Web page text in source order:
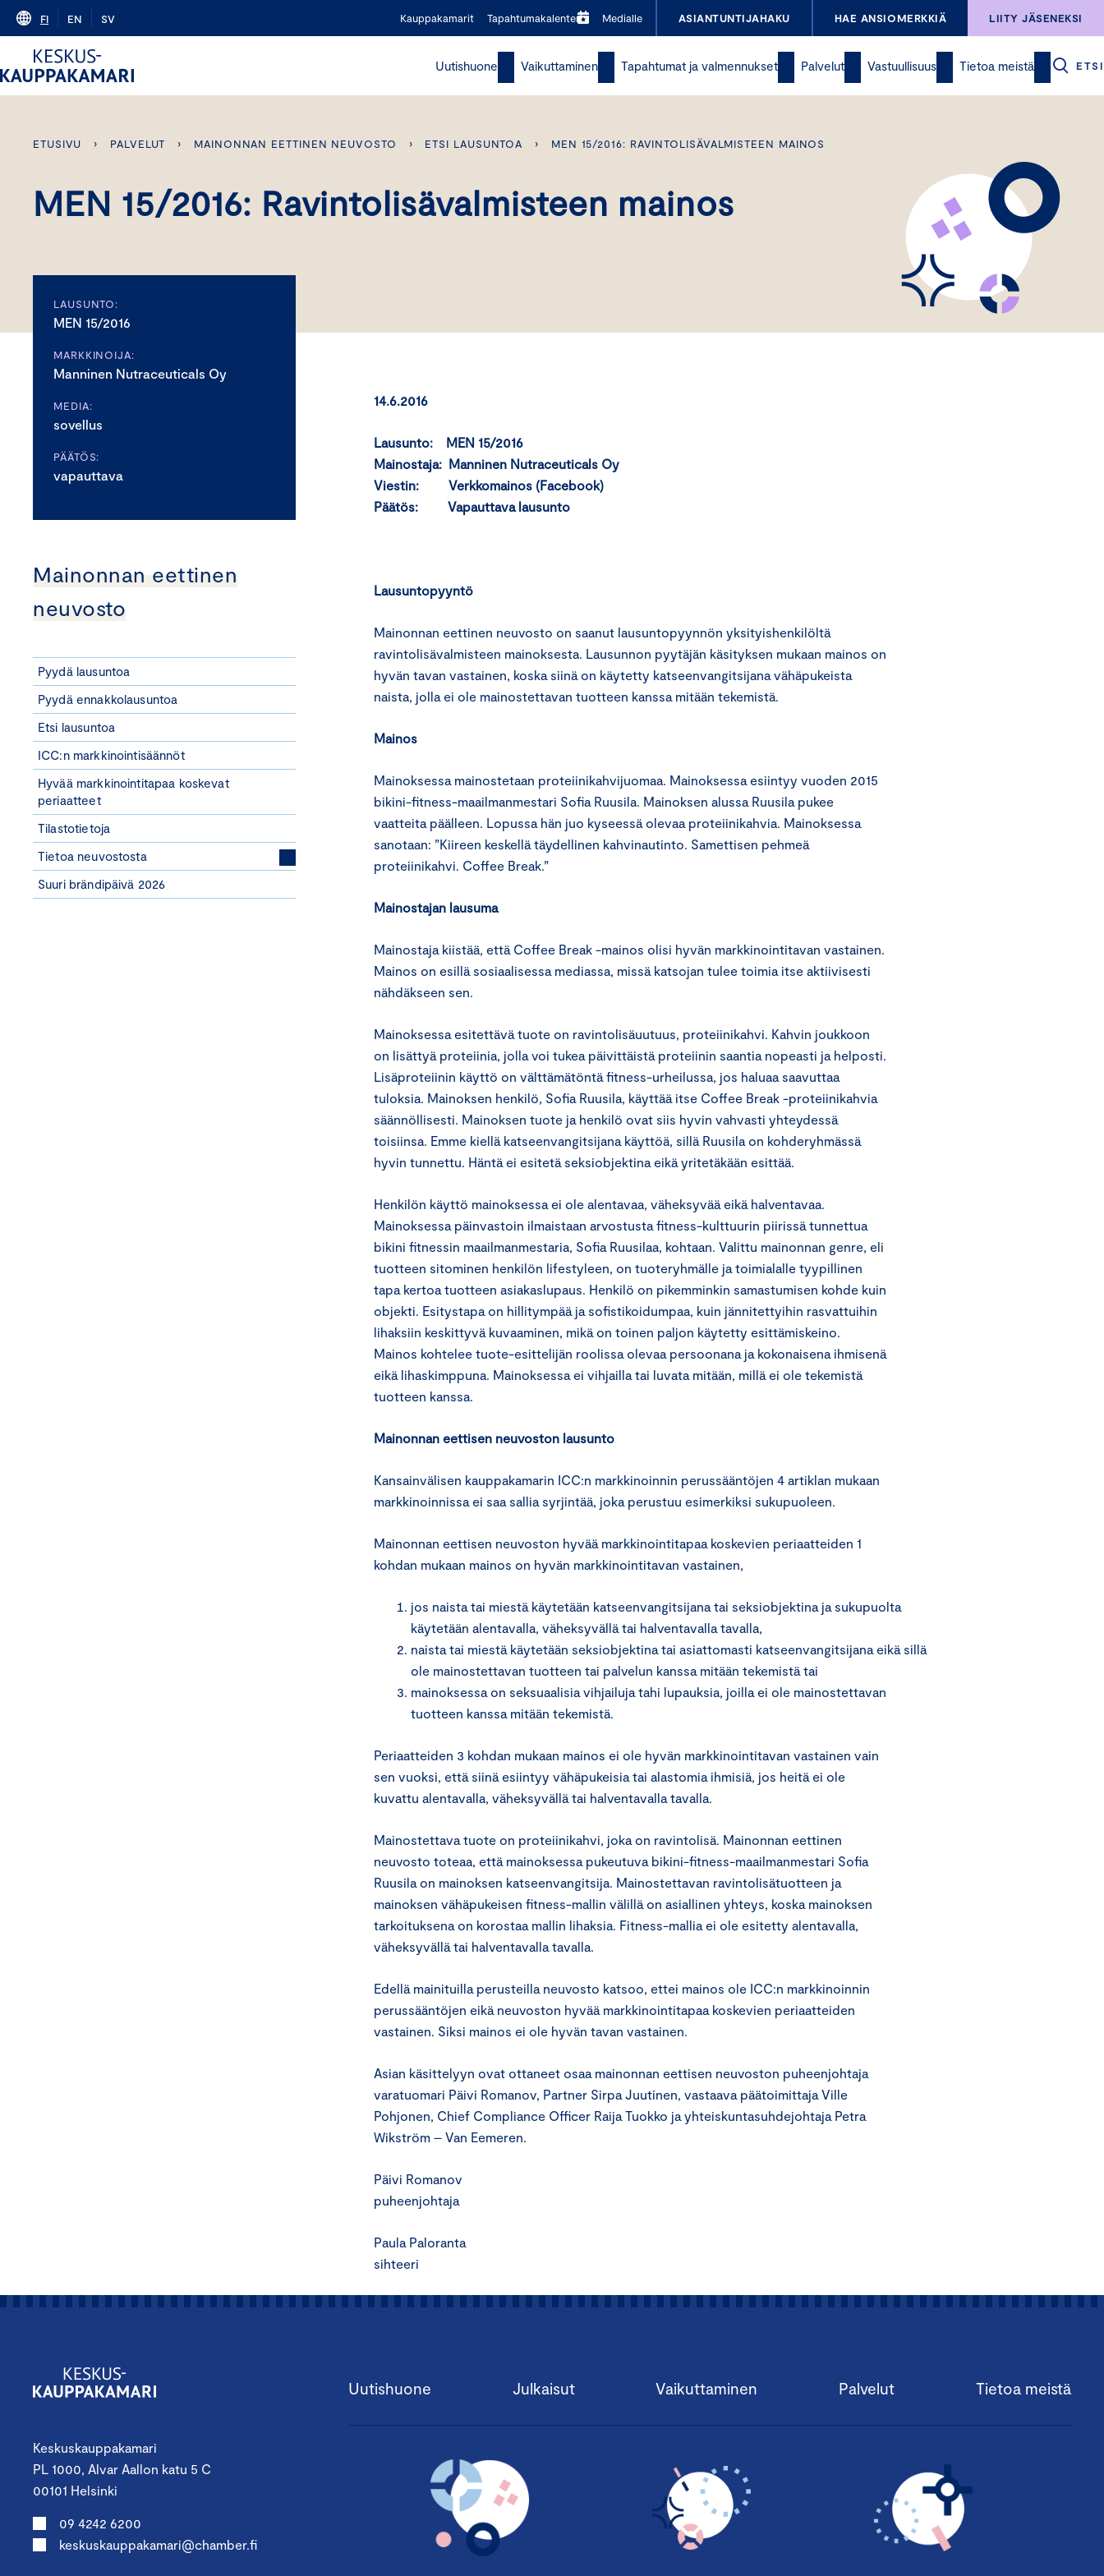
Skip
content
FI EN SV Kauppakamarit Tapahtumakalenteri Medialle ASIANTUNTIJAHAKU HAE ANSIOMERKKIÄ LIITY JÄSENEKSI
Uutishuone Vaikuttaminen Tapahtumat ja valmennukset Palvelut Vastuullisuus Tietoa meistä ETSI
ETUSIVU › PALVELUT › MAINONNAN EETTINEN NEUVOSTO › ETSI LAUSUNTOA › MEN 15/2016: RAVINTOLISÄVALMISTEEN MAINOS
MEN 15/2016: Ravintolisävalmisteen mainos
LAUSUNTO:
MEN 15/2016
MARKKINOIJA:
Manninen Nutraceuticals Oy
MEDIA:
sovellus
PÄÄTÖS:
vapauttava
Mainonnan eettinen
neuvosto
Pyydä lausuntoa
Pyydä ennakkolausuntoa
Etsi lausuntoa
ICC:n markkinointisäännöt
Hyvää markkinointitapaa koskevat
periaatteet
Tilastotietoja
Tietoa neuvostosta
Suuri brändipäivä 2026
14.6.2016
Lausunto: MEN 15/2016
Mainostaja: Manninen Nutraceuticals Oy
Viestin: Verkkomainos (Facebook)
Päätös: Vapauttava lausunto
Lausuntopyyntö
Mainonnan eettinen neuvosto on saanut lausuntopyynnön yksityishenkilöltä
ravintolisävalmisteen mainoksesta. Lausunnon pyytäjän käsityksen mukaan mainos on
hyvän tavan vastainen, koska siinä on käytetty katseenvangitsijana vähäpukeista
naista, jolla ei ole mainostettavan tuotteen kanssa mitään tekemistä.
Mainos
Mainoksessa mainostetaan proteiinikahvijuomaa. Mainoksessa esiintyy vuoden 2015
bikini-fitness-maailmanmestari Sofia Ruusila. Mainoksen alussa Ruusila pukee
vaatteita päälleen. Lopussa hän juo kyseessä olevaa proteiinikahvia. Mainoksessa
sanotaan: ”Kiireen keskellä täydellinen kahvinautinto. Samettisen pehmeä
proteiinikahvi. Coffee Break.”
Mainostajan lausuma
Mainostaja kiistää, että Coffee Break -mainos olisi hyvän markkinointitavan vastainen.
Mainos on esillä sosiaalisessa mediassa, missä katsojan tulee toimia itse aktiivisesti
nähdäkseen sen.
Mainoksessa esitettävä tuote on ravintolisäuutuus, proteiinikahvi. Kahvin joukkoon
on lisättyä proteiinia, jolla voi tukea päivittäistä proteiinin saantia nopeasti ja helposti.
Lisäproteiinin käyttö on välttämätöntä fitness-urheilussa, jos haluaa saavuttaa
tuloksia. Mainoksen henkilö, Sofia Ruusila, käyttää itse Coffee Break -proteiinikahvia
säännöllisesti. Mainoksen tuote ja henkilö ovat siis hyvin vahvasti yhteydessä
toisiinsa. Emme kiellä katseenvangitsijana käyttöä, sillä Ruusila on kohderyhmässä
hyvin tunnettu. Häntä ei esitetä seksiobjektina eikä yritetäkään esittää.
Henkilön käyttö mainoksessa ei ole alentavaa, väheksyvää eikä halventavaa.
Mainoksessa päinvastoin ilmaistaan arvostusta fitness-kulttuurin piirissä tunnettua
bikini fitnessin maailmanmestaria, Sofia Ruusilaa, kohtaan. Valittu mainonnan genre, eli
tuotteen sitominen henkilön lifestyleen, on tuoteryhmälle ja toimialalle tyypillinen
tapa kertoa tuotteen asiakaslupaus. Henkilö on pikemminkin samastumisen kohde kuin
objekti. Esitystapa on hillitympää ja sofistikoidumpaa, kuin jännitettyihin rasvattuihin
lihaksiin keskittyvä kuvaaminen, mikä on toinen paljon käytetty esittämiskeino.
Mainos kohtelee tuote-esittelijän roolissa olevaa persoonana ja kokonaisena ihmisenä
eikä lihaskimppuna. Mainoksessa ei vihjailla tai luvata mitään, millä ei ole tekemistä
tuotteen kanssa.
Mainonnan eettisen neuvoston lausunto
Kansainvälisen kauppakamarin ICC:n markkinoinnin perussääntöjen 4 artiklan mukaan
markkinoinnissa ei saa sallia syrjintää, joka perustuu esimerkiksi sukupuoleen.
Mainonnan eettisen neuvoston hyvää markkinointitapaa koskevien periaatteiden 1
kohdan mukaan mainos on hyvän markkinointitavan vastainen,
jos naista tai miestä käytetään katseenvangitsijana tai seksiobjektina ja sukupuolta
käytetään alentavalla, väheksyvällä tai halventavalla tavalla,
naista tai miestä käytetään seksiobjektina tai asiattomasti katseenvangitsijana eikä sillä
ole mainostettavan tuotteen tai palvelun kanssa mitään tekemistä tai
mainoksessa on seksuaalisia vihjailuja tahi lupauksia, joilla ei ole mainostettavan
tuotteen kanssa mitään tekemistä.
Periaatteiden 3 kohdan mukaan mainos ei ole hyvän markkinointitavan vastainen vain
sen vuoksi, että siinä esiintyy vähäpukeisia tai alastomia ihmisiä, jos heitä ei ole
kuvattu alentavalla, väheksyvällä tai halventavalla tavalla.
Mainostettava tuote on proteiinikahvi, joka on ravintolisä. Mainonnan eettinen
neuvosto toteaa, että mainoksessa pukeutuva bikini-fitness-maailmanmestari Sofia
Ruusila on mainoksen katseenvangitsija. Mainostettavan ravintolisätuotteen ja
mainoksen vähäpukeisen fitness-mallin välillä on asiallinen yhteys, koska mainoksen
tarkoituksena on korostaa mallin lihaksia. Fitness-mallia ei ole esitetty alentavalla,
väheksyvällä tai halventavalla tavalla.
Edellä mainituilla perusteilla neuvosto katsoo, ettei mainos ole ICC:n markkinoinnin
perussääntöjen eikä neuvoston hyvää markkinointitapaa koskevien periaatteiden
vastainen. Siksi mainos ei ole hyvän tavan vastainen.
Asian käsittelyyn ovat ottaneet osaa mainonnan eettisen neuvoston puheenjohtaja
varatuomari Päivi Romanov, Partner Sirpa Juutinen, vastaava päätoimittaja Ville
Pohjonen, Chief Compliance Officer Raija Tuokko ja yhteiskuntasuhdejohtaja Petra
Wikström – Van Eemeren.
Päivi Romanov
puheenjohtaja
Paula Paloranta
sihteeri
Keskuskauppakamari
PL 1000, Alvar Aallon katu 5 C
00101 Helsinki
09 4242 6200
keskuskauppakamari@chamber.fi
Uutishuone Julkaisut Vaikuttaminen Palvelut Tietoa meistä